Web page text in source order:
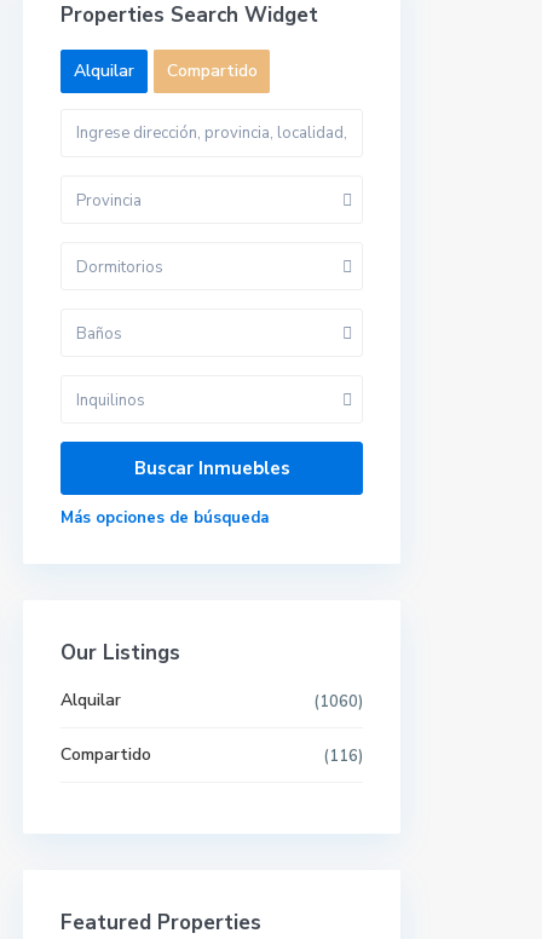
Properties Search Widget
Alquilar Compartido
Provincia
Dormitorios
Baños
Inquilinos
Más opciones de búsqueda
Our Listings
Alquilar (1060)
Compartido (116)
Featured Properties